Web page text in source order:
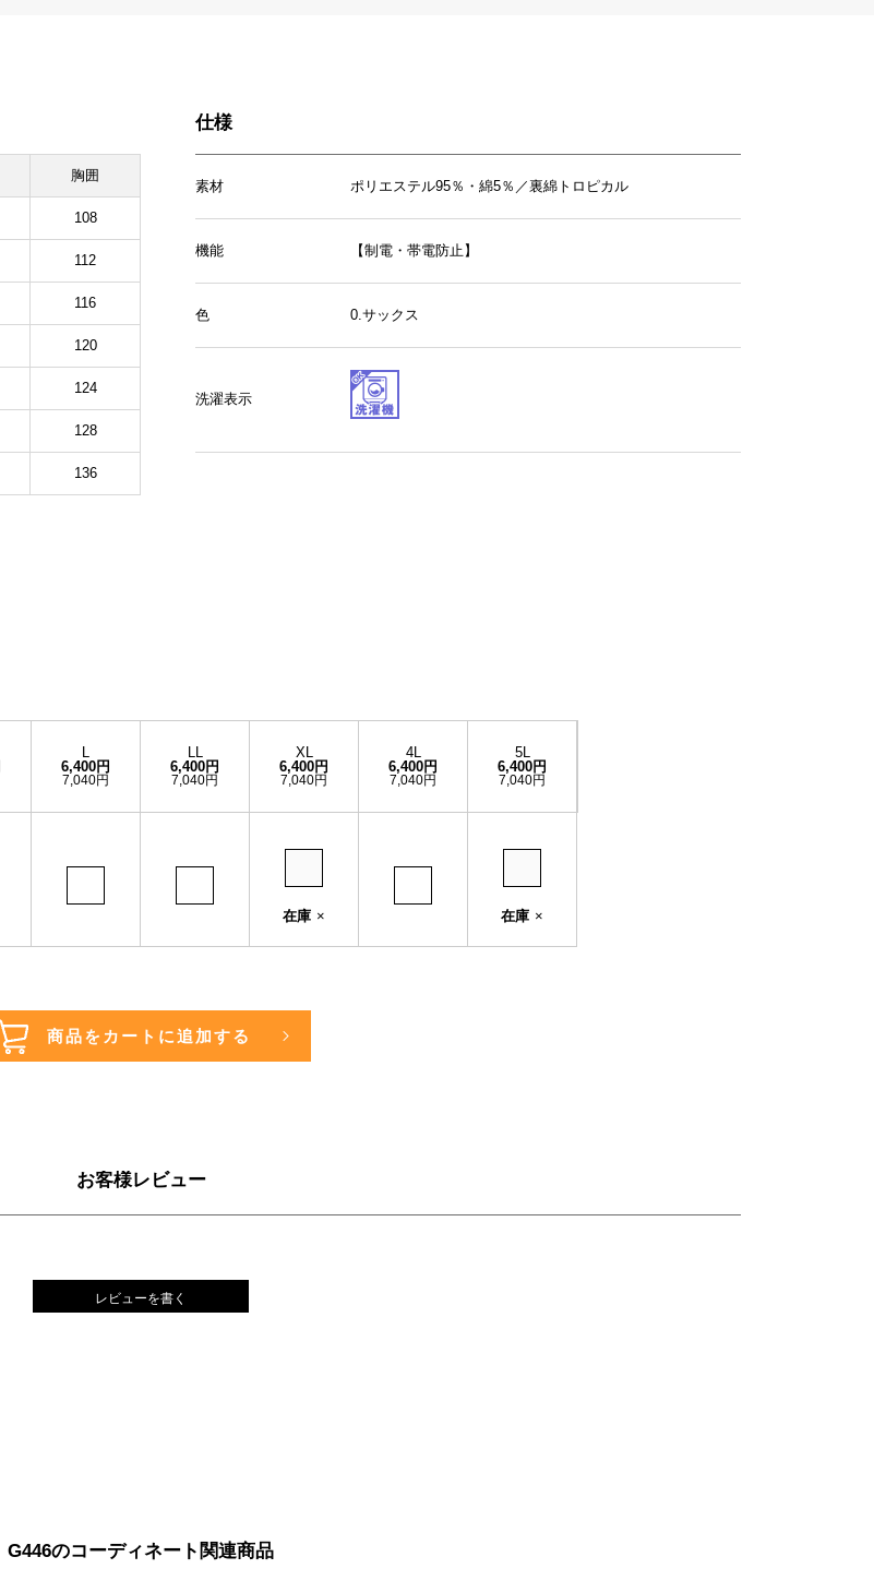
胸囲
108
112
116
120
124
128
136
仕様
素材 ポリエステル95％・綿5％／裏綿トロピカル
機能 【制電・帯電防止】
色 0.サックス
洗濯表示
L
6,400円
7,040円
LL
6,400円
7,040円
XL
6,400円
7,040円
4L
6,400円
7,040円
5L
6,400円
7,040円
在庫 × 在庫 ×
お客様レビュー
レビューを書く
G446のコーディネート関連商品